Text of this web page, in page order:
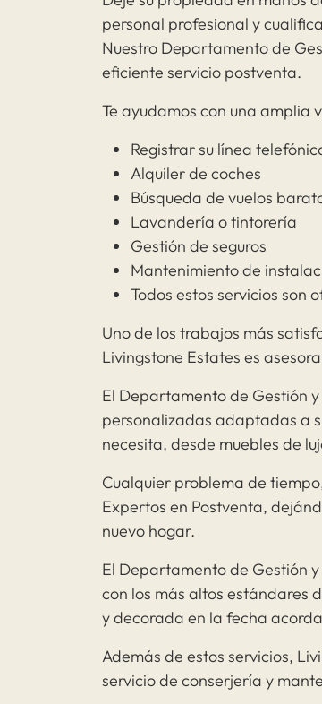
personal profesional y
Nuestro Departamento de
eficiente servicio postventa.
Te ayudamos con una amplia
Registrar su línea
Alquiler de coches
Búsqueda de vuelos
Lavandería o tintorería
Gestión de seguros
Mantenimiento de
Todos estos servicios son
Uno de los trabajos más
Livingstone Estates es
El Departamento de Gestión
personalizadas adaptadas a
necesita, desde muebles de
Cualquier problema de
Expertos en Postventa,
nuevo hogar.
El Departamento de Gestión
con los más altos estándares
y decorada en la fecha
Además de estos servicios,
servicio de conserjería y